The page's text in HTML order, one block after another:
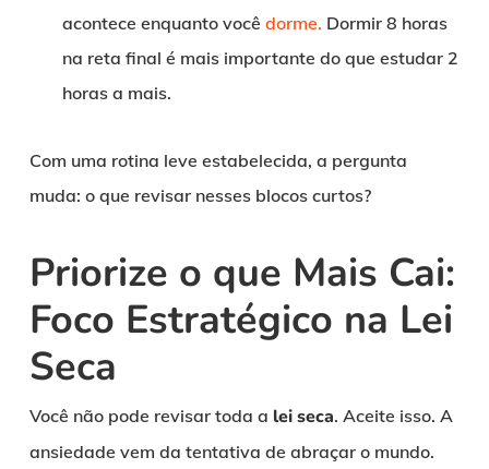
acontece enquanto você dorme. Dormir 8 horas
na reta final é mais importante do que estudar 2
horas a mais.
Com uma rotina leve estabelecida, a pergunta
muda: o que revisar nesses blocos curtos?
Priorize o que Mais Cai:
Foco Estratégico na Lei
Seca
Você não pode revisar toda a lei seca. Aceite isso. A
ansiedade vem da tentativa de abraçar o mundo.